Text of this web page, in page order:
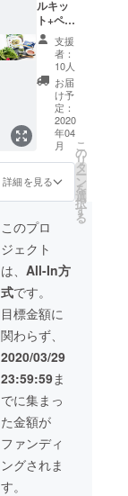
へぜひ
お越し
くださ
い。そ
の際
は、誠
心誠意
おもて
なしさ
せて頂
きま
通費は
ご負担
いたし
ます。
※野菜引
換券の
間は
2020年
6月と7
月の2ヶ
月とな
りま
す。
「ミー
ルキッ
トと春
菊ペー
スト」
のリ
ターン
をご用
意いた
しまし
た！ 春
菊を主
役にし
トに、
ペース
トをプ
ラスし
まし
た。
ペース
トはパ
スタ以
材にも
相性が
良く、
単品で
のおつ
まみに
もオス
・お礼
状 夏野
菜の収
穫と
バーベ
キュー
のリ
ターン
です。
バーベ
キュー
のメ
ニュー
で収穫
した農
園の野
菜と、
宮城の
ブラン
ド豚
「JAPA
N X」や
「ベコ
屋の洋
ちゃん
牛」
「赤
鶏」な
どをご
用意す
る予定
ルキッ
ト+ペー
スト】
コース
・ミー
ルキッ
ト（２
人分）
春
菊パス
タ＋春
菊サラ
ダ 材
料一式
・春菊
ペース
ト（洋
風）
１個
100ml
・お礼
状 春菊
を主役
にした
ミール
キット
に、春
菊ペー
ストを
プラス
しまし
た。
ペース
支援
者：
10人
お届
け予
定：
2020
年04
月
詳細を見る
こ
の
リ
タ
ー
ン
を
選
択
す
る
このプロ
ジェクト
は、 All-In方
式です。
目標金額に
関わらず、
2020/03/29
23:59:59ま
でに集まっ
た金額が
ファンディ
ングされま
す。